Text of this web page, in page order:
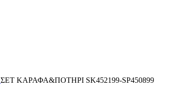
ΣΕΤ ΚΑΡΑΦΑ&ΠΟΤΗΡΙ SK452199-SP450899